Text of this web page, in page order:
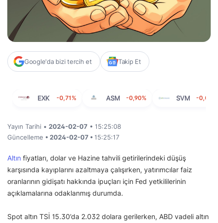
Google'da bizi tercih et Takip Et
EXK -0,71% ASM -0,90% SVM -0,01%
Yayın Tarihi • 2024-02-07 • 15:25:08
Güncelleme • 2024-02-07 • 15:25:17
Altın fiyatları, dolar ve Hazine tahvili getirilerindeki düşüş
karşısında kayıplarını azaltmaya çalışırken, yatırımcılar faiz
oranlarının gidişatı hakkında ipuçları için Fed yetkililerinin
açıklamalarına odaklanmış durumda.
Spot altın TSİ 15.30’da 2.032 dolara gerilerken, ABD vadeli altın